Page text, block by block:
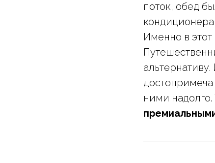
поток, обед
кондиционера
Именно в
ними надолго.